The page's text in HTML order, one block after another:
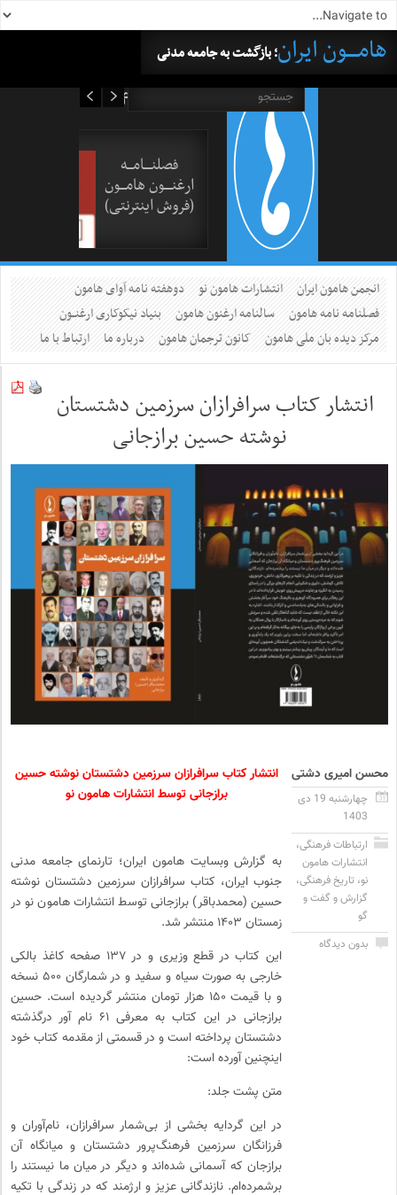
هامــــون ایران؛ بازگشت به جامعه مدنی
فصلنــــامـــه
ارغنــــون هامـــون
(فروش اینترنتی)
انجمن هامون ایران انتشارات هامون نو
دوهفته نامه آوای هامون
فصلنامه نامه هامون
سالنامه ارغنون هامون
بنیاد نیکوکاری ارغنــون
مرکز دیده بان ملی هامون
کانون ترجمان هامون درباره ما ارتباط با ما
انتشار کتاب سرافرازان سرزمین دشتستان
نوشته حسین برازجانی
محسن امیری دشتی
چهارشنبه 19 دی
1403
ارتباطات فرهنگی،
انتشارات هامون
نو، تاریخ فرهنگی،
گزارش و گفت و
گو
بدون دیدگاه
انتشار کتاب سرافرازان سرزمین دشتستان نوشته حسین
برازجانی توسط انتشارات هامون نو
به گزارش وبسایت هامون ایران؛ تارنمای جامعه مدنی
جنوب ایران، کتاب سرافرازان سرزمین دشتستان نوشته
حسین (محمدباقر) برازجانی توسط انتشارات هامون نو در
زمستان ۱۴۰۳ منتشر شد.
این کتاب در قطع وزیری و در ۱۳۷ صفحه کاغذ بالکی
خارجی به صورت سیاه و سفید و در شمارگان ۵۰۰ نسخه
و با قیمت ۱۵۰ هزار تومان منتشر گردیده است. حسین
برازجانی در این کتاب به معرفی ۶۱ نام آور درگذشته
دشتستان پرداخته است و در قسمتی از مقدمه کتاب خود
اینچنین آورده است:
متن پشت جلد:
در این گردایه بخشی از بی‌شمار سرافرازان، نام‌آوران و
فرزانگان سرزمین فرهنگ‌پرور دشتستان و میانگاه آن
برازجان که آسمانی شده‌اند و دیگر در میان ما نیستند را
برشمرده‌ام. نازندگانی عزیز و ارژمند که در زندگی با تکیه